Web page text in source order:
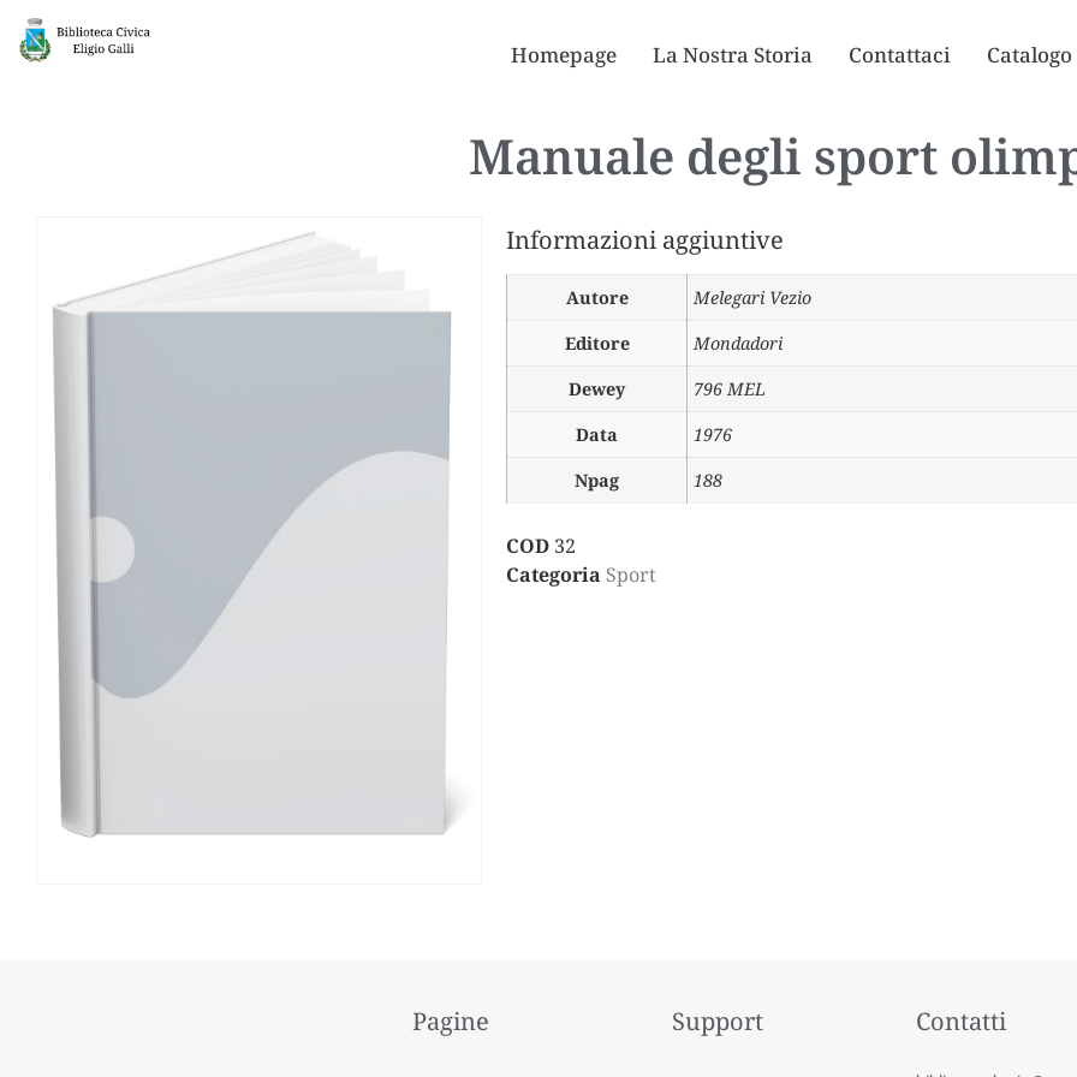
Homepage La Nostra Storia Contattaci Catalogo
Manuale degli sport
Informazioni aggiuntive
Autore
Melegari Vezio
Editore
Mondadori
Dewey
796 MEL
Data
1976
Npag
188
COD 32
Categoria Sport
Pagine Support Contatti